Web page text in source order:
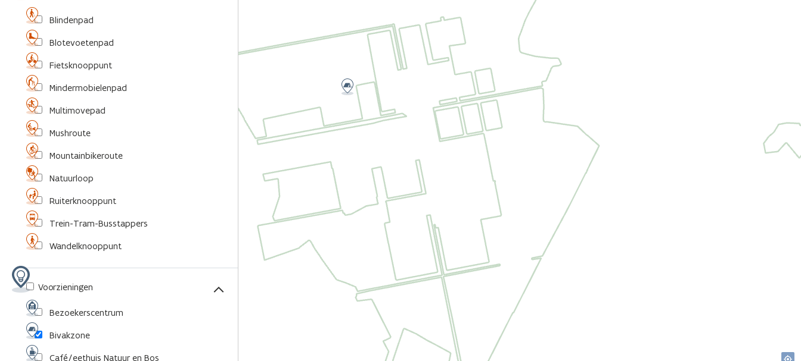
Blindenpad
Blotevoetenpad
Fietsknooppunt
Mindermobielenpad
Multimovepad
Mushroute
Mountainbikeroute
Natuurloop
Ruiterknooppunt
Trein-Tram-Busstappers
Wandelknooppunt
Voorzieningen
Bezoekerscentrum
Bivakzone
Café/eethuis Natuur en Bos